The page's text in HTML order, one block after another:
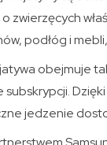
zwierzęcych
podłóg i
obejmuje
subskrypcji.
jedzenie